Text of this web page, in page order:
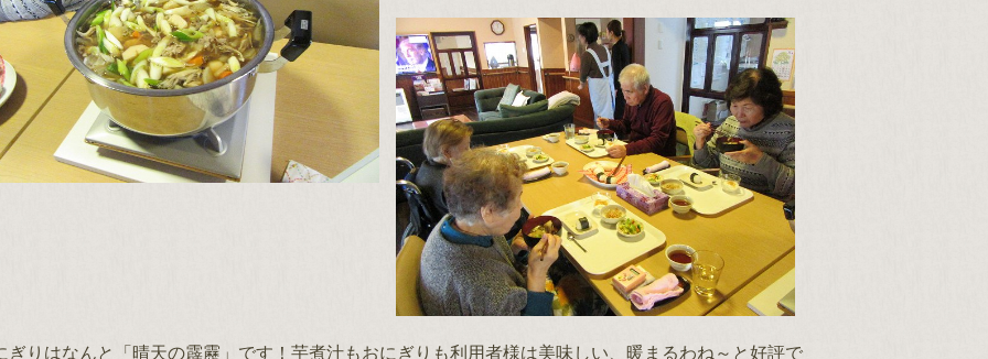
ぎりはなんと「晴天の霹靂」です！芋煮汁もおにぎりも利用者様は美味しい、暖まるわね～と好評で